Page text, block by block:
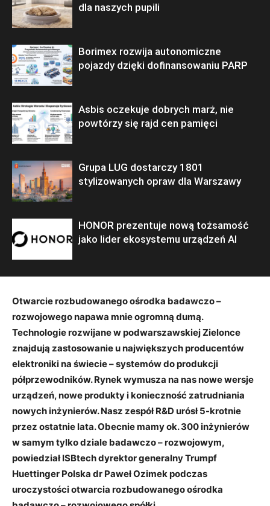
dla naszych pupili
Borimex rozwija autonomiczne
pojazdy dzięki dofinansowaniu PARP
Asbis oczekuje dobrych marż, nie
powtórzy się rajd cen pamięci
Grupa LUG dostarczy 1801
stylizowanych opraw dla Warszawy
HONOR prezentuje nową tożsamość
jako lider ekosystemu urządzeń AI
Otwarcie rozbudowanego ośrodka badawczo –
rozwojowego napawa mnie ogromną dumą.
Technologie rozwijane w podwarszawskiej Zielonce
znajdują zastosowanie u największych producentów
elektroniki na świecie – systemów do produkcji
półprzewodników. Rynek wymusza na nas nowe wersje
urządzeń, nowe produkty i konieczność zatrudniania
nowych inżynierów. Nasz zespół R&D urósł 5-krotnie
przez ostatnie lata. Obecnie mamy ok. 300 inżynierów
w samym tylko dziale badawczo – rozwojowym,
powiedział ISBtech dyrektor generalny Trumpf
Huettinger Polska dr Paweł Ozimek podczas
uroczystości otwarcia rozbudowanego ośrodka